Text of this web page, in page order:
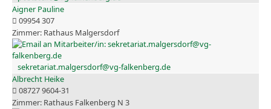
Aigner Pauline
09954 307
Rathaus Malgersdorf
sekretariat.malgersdorf@vg-falkenberg.de
Albrecht Heike
08727 9604-31
Rathaus Falkenberg N 3